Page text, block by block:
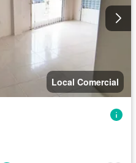
Local Comercial